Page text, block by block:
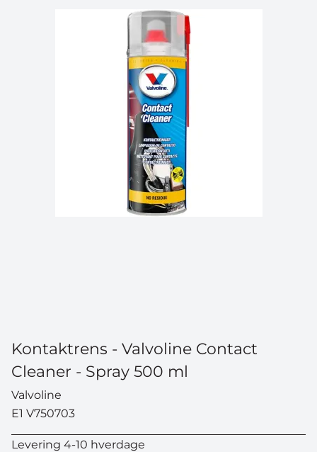
Kontaktrens - Valvoline Contact
Cleaner - Spray 500 ml
Valvoline
E1 V750703
Levering 4-10 hverdage